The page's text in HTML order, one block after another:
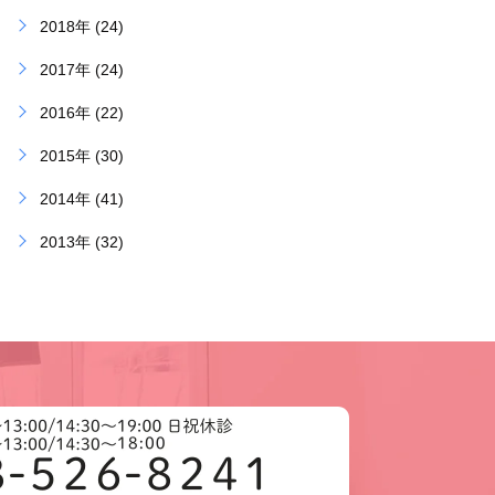
2018年 (24)
2017年 (24)
2016年 (22)
2015年 (30)
2014年 (41)
2013年 (32)